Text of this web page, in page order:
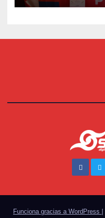
Funciona gracias a WordPress